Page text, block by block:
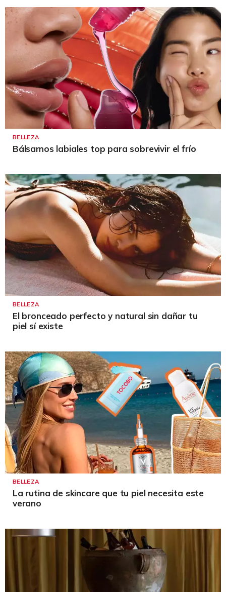
BELLEZA
Bálsamos labiales top para sobrevivir el frío
BELLEZA
El bronceado perfecto y natural sin dañar tu
piel sí existe
BELLEZA
La rutina de skincare que tu piel necesita este
verano